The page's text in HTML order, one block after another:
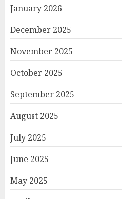
January 2026
December 2025
November 2025
October 2025
September 2025
August 2025
July 2025
June 2025
May 2025